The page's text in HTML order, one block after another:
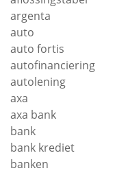
argenta
auto
auto fortis
autofinanciering
autolening
axa
axa bank
bank
bank krediet
banken